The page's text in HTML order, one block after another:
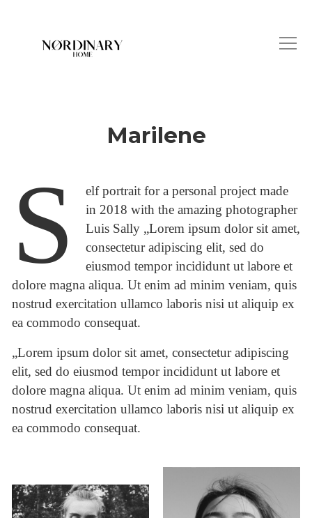
Marilene
S
elf portrait for a personal project made
in 2018 with the amazing photographer
Luis Sally „Lorem ipsum dolor sit amet,
consectetur adipiscing elit, sed do
eiusmod tempor incididunt ut labore et
dolore magna aliqua. Ut enim ad minim veniam, quis
nostrud exercitation ullamco laboris nisi ut aliquip ex
ea commodo consequat.
„Lorem ipsum dolor sit amet, consectetur adipiscing
elit, sed do eiusmod tempor incididunt ut labore et
dolore magna aliqua. Ut enim ad minim veniam, quis
nostrud exercitation ullamco laboris nisi ut aliquip ex
ea commodo consequat.